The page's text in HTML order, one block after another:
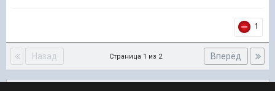
1
Назад Вперёд
Страница 1 из 2